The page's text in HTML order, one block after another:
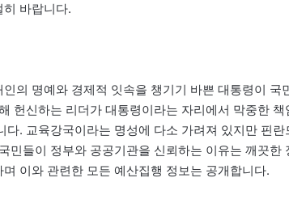
바랍니다.
인의 명예와 경제적 잇속을 챙기기 바쁜 대통령이
헌신하는 리더가 대통령이라는 자리에서 막중한
다. 교육강국이라는 명성에 다소 가려져 있지만 핀
민들이 정부와 공공기관을 신뢰하는 이유는 깨끗
며 이와 관련한 모든 예산집행 정보는 공개합니다.